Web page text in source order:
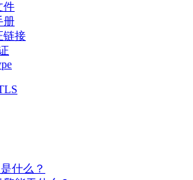
件
册
链接
什么？